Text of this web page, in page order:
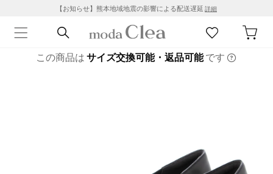
【お知らせ】熊本地域地震の影響による配送遅延 詳細
この商品は サイズ交換可能・返品可能です